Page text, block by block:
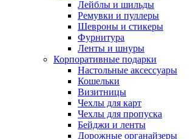
Лейблы и шильды
Ремувки и пуллеры
Шевроны и стикеры
Фурнитура
Ленты и шнуры
Корпоративные подарки
Настольные аксессуары
Кошельки
Визитницы
Чехлы для карт
Чехлы для пропуска
Бейджи и ленты
Дорожные органайзеры